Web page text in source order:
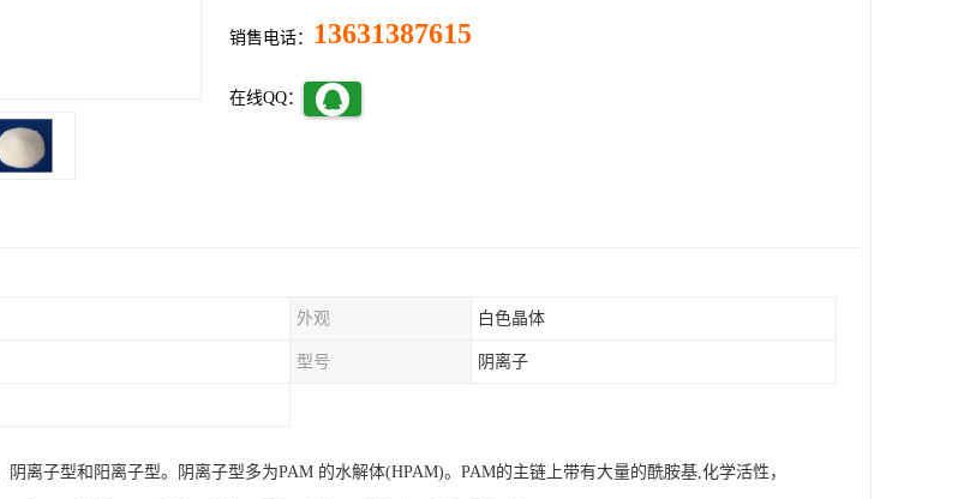
销售电话： 13631387615
在线QQ：
外观 白色晶体
型号 阴离子
离子型和阳离子型。阴离子型多为PAM 的水解体(HPAM)。PAM的主链上带有大量的酰胺基,化学活性，